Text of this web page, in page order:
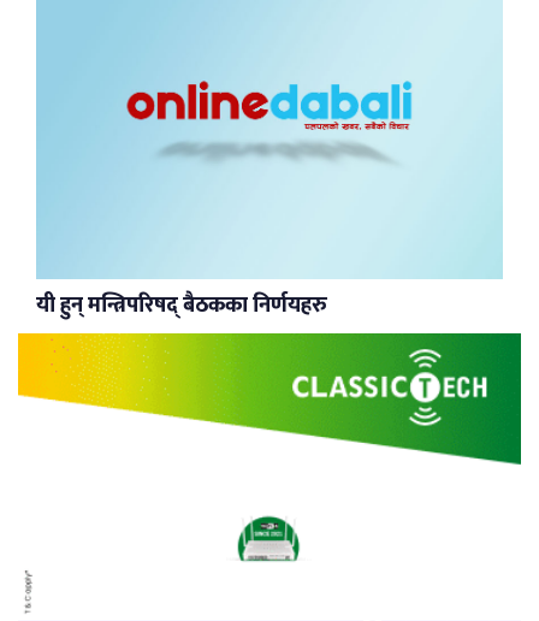
यी हुन् मन्त्रिपरिषद् बैठकका निर्णयहरु